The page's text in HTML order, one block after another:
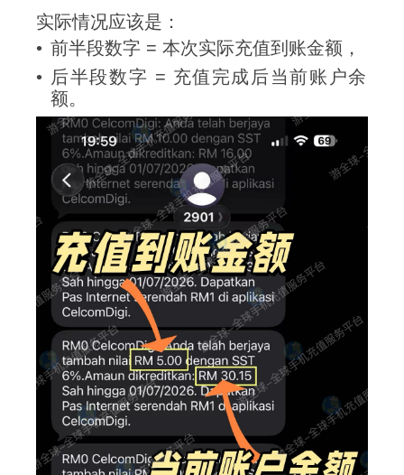
实际情况应该是：
前半段数字 = 本次实际充值到账金额，
后半段数字 = 充值完成后当前账户余
额。